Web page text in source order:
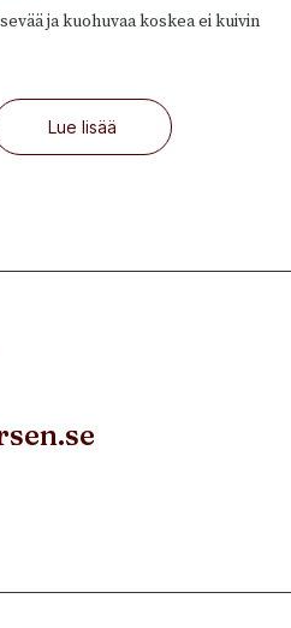
ja kuohuvaa koskea ei kuivin
Lue lisää